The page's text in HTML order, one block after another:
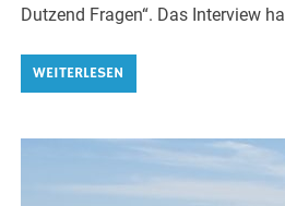
Dutzend Fragen“. Das Interview
WEITERLESEN